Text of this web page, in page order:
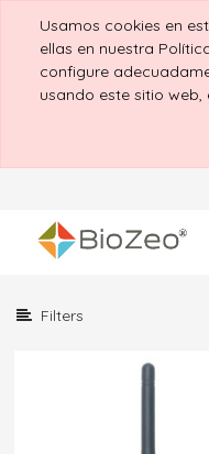
Usamos cookies en
ellas en nuestra
configure
usando este sitio
Filters
Mostrar
Categorías